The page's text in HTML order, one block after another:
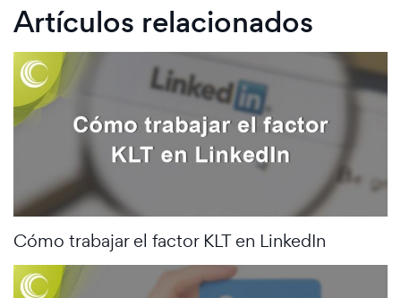
Artículos relacionados
Cómo trabajar el factor KLT en LinkedIn